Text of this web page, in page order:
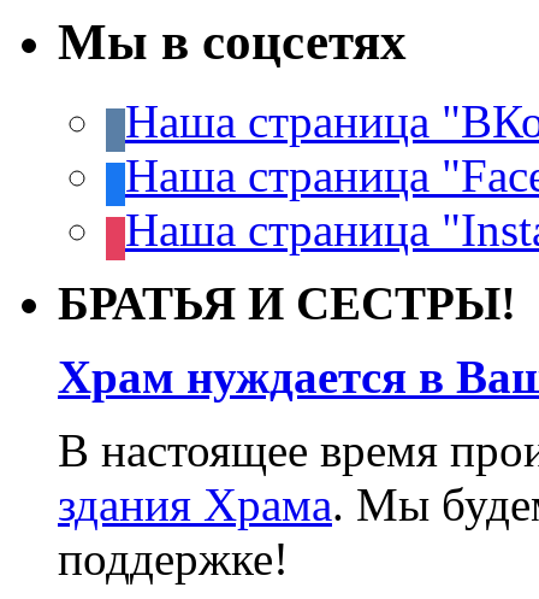
Мы в соцсетях
Наша страница
Наша страница
Наша страница
БРАТЬЯ И СЕСТРЫ!
Храм нуждается в
В настоящее время
здания Храма. Мы
поддержке!